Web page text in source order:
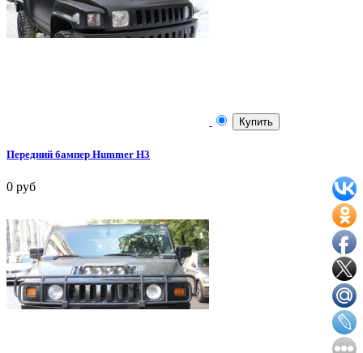
Купить
Передний бампер Hummer H3
0 руб